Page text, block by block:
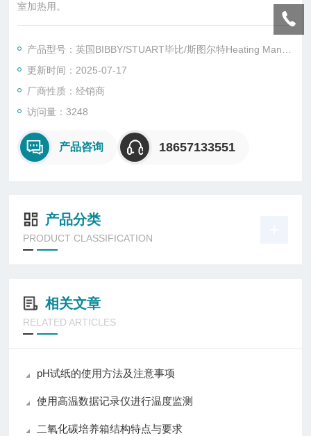
室加热用。
产品型号：英国BIBBY/STUART毕比/斯图尔特Heating Mantles
更新时间：2025-07-17
厂商性质：经销商
访问量：3248
产品咨询 18657133551
产品分类
PRODUCT CLASSIFICATION
相关文章
RELATED ARTICLES
pH试纸的使用方法及注意事项
使用高温数据记录仪进行温度监测
二氧化碳培养箱结构特点与要求